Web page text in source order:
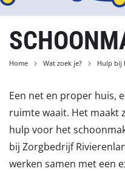
Home Wat zoek je? Hulp bij
Een net en proper huis,
ruimte waait. Het maakt
hulp voor het
bij Zorgbedrijf
werken samen met een